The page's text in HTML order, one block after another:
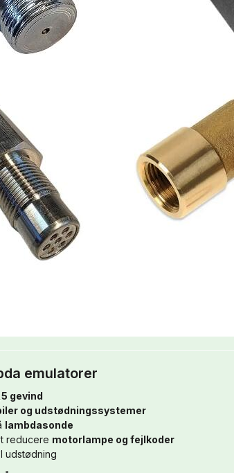
emulatorer
gevind
og udstødningssystemer
lambdasonde
reducere motorlampe og fejlkoder
udstødning